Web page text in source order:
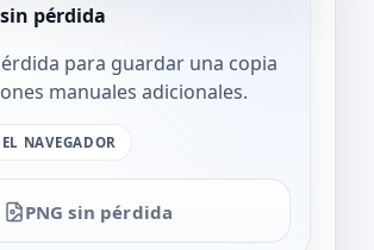
pérdida
para guardar una copia
manuales adicionales.
EL NAVEGADOR
PNG sin pérdida